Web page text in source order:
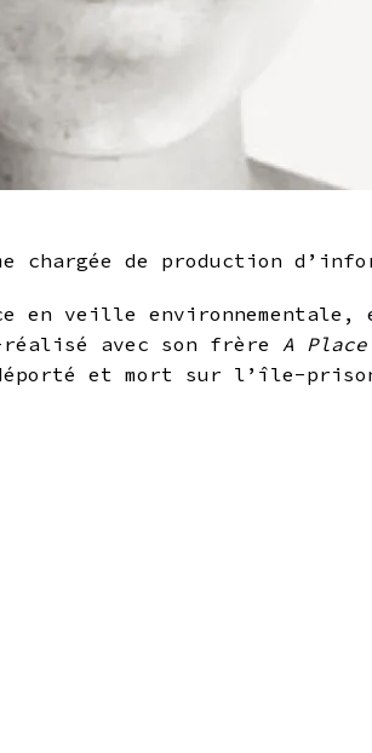
chargée de production
en veille
réalisé avec son frère A
et mort sur l’île-prison